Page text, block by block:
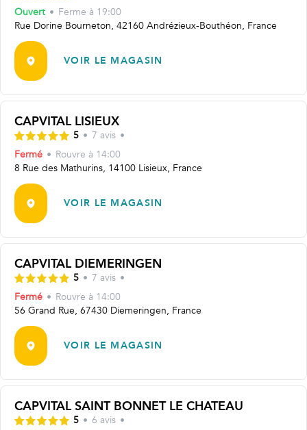
Ouvert • Ferme à 19:00
Rue Dorine Bourneton, 42160 Andrézieux-Bouthéon, France
VOIR LE MAGASIN
CAPVITAL LISIEUX
5 • 7 avis •
Fermé • Rouvre à 14:00
8 Rue des Mathurins, 14100 Lisieux, France
VOIR LE MAGASIN
CAPVITAL DIEMERINGEN
5 • 7 avis •
Fermé • Rouvre à 14:00
56 Grand Rue, 67430 Diemeringen, France
VOIR LE MAGASIN
CAPVITAL SAINT BONNET LE CHATEAU
5 • 6 avis •